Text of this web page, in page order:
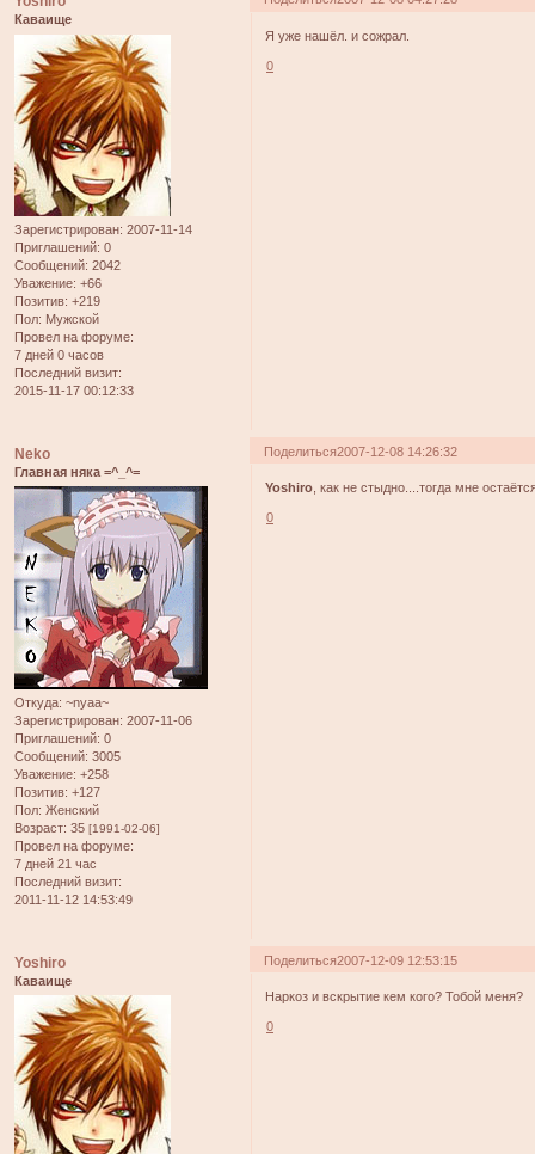
Каваище
Зарегистрирован: 2007-11-14
Приглашений: 0
Сообщений: 2042
Уважение: +66
Позитив: +219
Пол: Мужской
Провел на форуме:
7 дней 0 часов
Последний визит:
2015-11-17 00:12:33
Я уже нашёл. и сожрал.
0
Поделиться2007-12-08 14:26:32
Neko
Главная няка =^_^=
Откуда: ~nyaa~
Зарегистрирован: 2007-11-06
Приглашений: 0
Сообщений: 3005
Уважение: +258
Позитив: +127
Пол: Женский
Возраст: 35 [1991-02-06]
Провел на форуме:
7 дней 21 час
Последний визит:
2011-11-12 14:53:49
Yoshiro , как не стыдно....тогда мне
0
Поделиться2007-12-09 12:53:15
Yoshiro
Каваище
Наркоз и вскрытие кем кого? Тобой меня?
0